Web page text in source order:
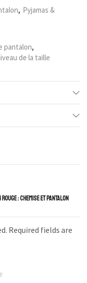
, Pyjamas &
pantalon,
de la taille
: CHEMISE ET PANTALON
Required fields are